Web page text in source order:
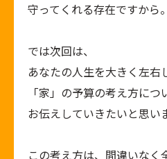
守ってくれる存在ですから。
では次回は、
あなたの人生を大きく左右
「家」の予算の考え方につ
お伝えしていきたいと思い
この考え方は、間違いなく